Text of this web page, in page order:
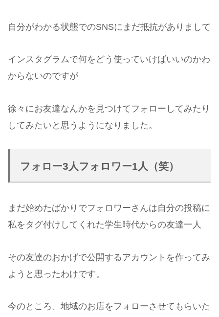
自分がわかる状態でのSNSにまだ抵抗がありまして
インスタグラムで何をどう使っていけばいいのかわ
からないのですが
徐々にお友達なんかを見つけてフォローしてみたり
してみたいと思うようになりました。
フォロー3人フォロワー1人（笑）
まだ始めたばかりでフォロワーさんは自分の投稿に
私をタグ付けしてくれた学生時代からの友達一人
その友達のおかげで公開するアカウントを作ってみ
ようと思ったわけです。
今のところ、地域のお店をフォローさせてもらいた